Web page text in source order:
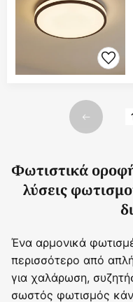
Φωτιστικά
λύσεις
Ένα αρμονικά
περισσότερο από
για χαλάρωση,
σωστός φωτισμός